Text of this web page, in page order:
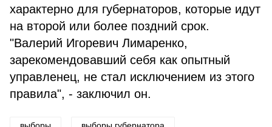
характерно для губернаторов, которые идут
на второй или более поздний срок.
"Валерий Игоревич Лимаренко,
зарекомендовавший себя как опытный
управленец, не стал исключением из этого
правила", - заключил он.